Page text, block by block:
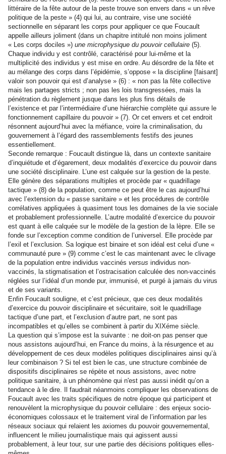
littéraire de la fête autour de la peste trouve son envers dans « un rêve
politique de la peste » (4) qui lui, au contraire, vise une société
sectionnelle en séparant les corps pour appliquer ce que Foucault
appelle ailleurs joliment (dans un chapitre intitulé non moins joliment
« Les corps dociles ») une microphysique du pouvoir cellulaire (5).
Chaque individu y est contrôlé, caractérisé pour lui-même et la
multiplicité des individus y est mise en ordre. Au désordre de la fête et
au mélange des corps dans l’épidémie, s’oppose « la discipline [faisant]
valoir son pouvoir qui est d’analyse » (6) : « non pas la fête collective
mais les partages stricts ; non pas les lois transgressées, mais la
pénétration du règlement jusque dans les plus fins détails de
l’existence et par l’intermédiaire d’une hiérarchie complète qui assure le
fonctionnement capillaire du pouvoir » (7). Or cet envers et cet endroit
résonnent aujourd’hui avec la méfiance, voire la criminalisation, du
gouvernement à l’égard des rassemblements festifs des jeunes
essentiellement.
Seconde remarque : Foucault distingue là, dans un contexte sanitaire
d’inquiétude et d’égarement, deux modalités d’exercice du pouvoir dans
une société disciplinaire. L’une est calquée sur la gestion de la peste.
Elle génère des séparations multiples et procède par « quadrillage
tactique » (8) de la population, comme ce peut être le cas aujourd’hui
avec l’extension du « passe sanitaire » et les procédures de contrôle
corrélatives appliquées à quasiment tous les domaines de la vie sociale
et probablement professionnelle. L’autre modalité d’exercice du pouvoir
est quant à elle calquée sur le modèle de la gestion de la lèpre. Elle se
fonde sur l’exception comme condition de l’universel. Elle procède par
l’exil et l’exclusion. Sa logique est binaire et son idéal est celui d’une «
communauté pure » (9) comme c’est le cas maintenant avec le clivage
de la population entre individus vaccinés versus individus non-
vaccinés, la stigmatisation et l’ostracisation calculée des non-vaccinés
réglées sur l’idéal d’un monde pur, immunisé, et purgé à jamais du virus
et de ses variants.
Enfin Foucault souligne, et c’est précieux, que ces deux modalités
d’exercice du pouvoir disciplinaire et sécuritaire, soit le quadrillage
tactique d’une part, et l’exclusion d’autre part, ne sont pas
incompatibles et qu’elles se combinent à partir du XIXéme siècle.
La question qui s’impose est la suivante : ne doit-on pas penser que
nous assistons aujourd’hui, en France du moins, à la résurgence et au
développement de ces deux modèles politiques disciplinaires ainsi qu’à
leur combinaison ? Si tel est bien le cas, une structure combinée de
dispositifs disciplinaires se répète et nous assistons, avec notre
politique sanitaire, à un phénomène qui n'est pas aussi inédit qu’on a
tendance à le dire. Il faudrait néanmoins compliquer les observations de
Foucault avec les traits spécifiques de notre époque qui participent et
renouvèlent la microphysique du pouvoir cellulaire : des enjeux socio-
économiques colossaux et le traitement viral de l’information par les
réseaux sociaux qui relaient les axiomes du pouvoir gouvernemental,
influencent le milieu journalistique mais qui agissent aussi
probablement, à leur tour, sur une partie des décisions politiques elles-